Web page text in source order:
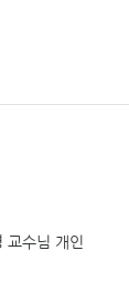
교수님 개인